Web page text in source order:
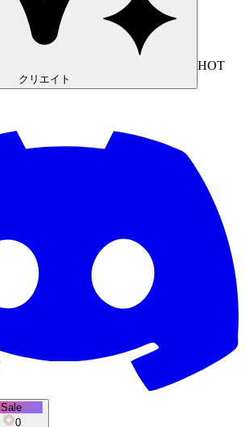
クリエイト
HOT
Sale
0